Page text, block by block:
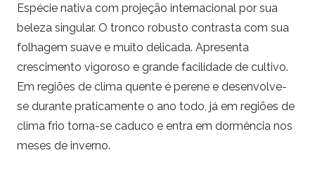
Espécie nativa com projeção internacional por sua
beleza singular. O tronco robusto contrasta com sua
folhagem suave e muito delicada. Apresenta
crescimento vigoroso e grande facilidade de cultivo.
Em regiões de clima quente é perene e desenvolve-
se durante praticamente o ano todo, já em regiões de
clima frio torna-se caduco e entra em dormência nos
meses de inverno.